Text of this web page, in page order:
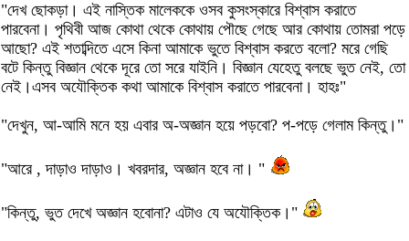
"দেখ ছোকড়া। এই নাস্তিক মালেককে ওসব কুসংস্কারে বিশ্বাস করাতে
পারবেনা। পৃথিবী আজ কোথা থেকে কোথায় পৌছে গেছে আর কোথায় তোমরা পড়ে
আছো? এই শতাব্দিতে এসে কিনা আমাকে ভুতে বিশ্বাস করতে বলো? মরে গেছি
বটে কিন্তু বিজ্ঞান থেকে দূরে তো সরে যাইনি। বিজ্ঞান যেহেতু বলছে ভুত নেই, তো
নেই।এসব অযৌক্তিক কথা আমাকে বিশ্বাস করাতে পারবেনা। হাহঃ"
"দেখুন, আ-আমি মনে হয় এবার অ-অজ্ঞান হয়ে পড়বো? প-পড়ে গেলাম কিন্তু।"
"আরে , দাড়াও দাড়াও। খবরদার, অজ্ঞান হবে না। "
"কিন্তু, ভুত দেখে অজ্ঞান হবোনা? এটাও যে অযৌক্তিক।"